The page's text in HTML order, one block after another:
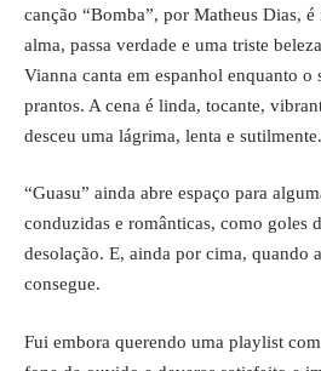
canção “Bomba”, por Matheus Dias,
alma, passa verdade e uma triste
Vianna canta em espanhol enquanto o
prantos. A cena é linda, tocante,
desceu uma lágrima, lenta e sutilmente.
“Guasu” ainda abre espaço para
conduzidas e românticas, como goles
desolação. E, ainda por cima, quando
consegue.
Fui embora querendo uma playlist